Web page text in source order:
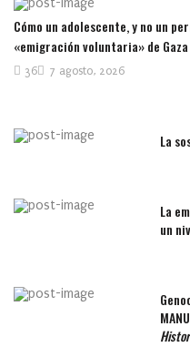
Cómo un adolescente, y no un
«emigración voluntaria» de Gaza
7 agosto, 2026
36
La
La
un